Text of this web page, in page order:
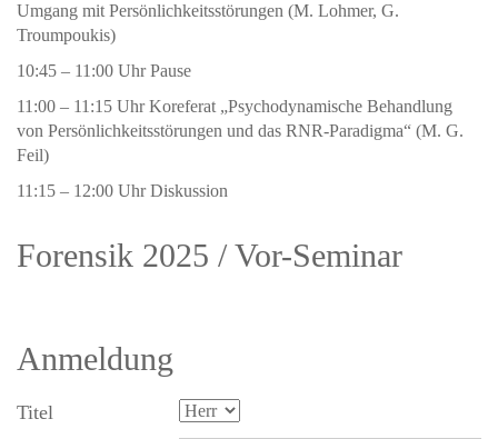
Umgang mit Persönlichkeitsstörungen (M. Lohmer, G.
Troumpoukis)
10:45 – 11:00 Uhr Pause
11:00 – 11:15 Uhr Koreferat „Psychodynamische Behandlung
von Persönlichkeitsstörungen und das RNR-Paradigma“ (M. G.
Feil)
11:15 – 12:00 Uhr Diskussion
Forensik 2025 / Vor-Seminar
Anmeldung
Titel